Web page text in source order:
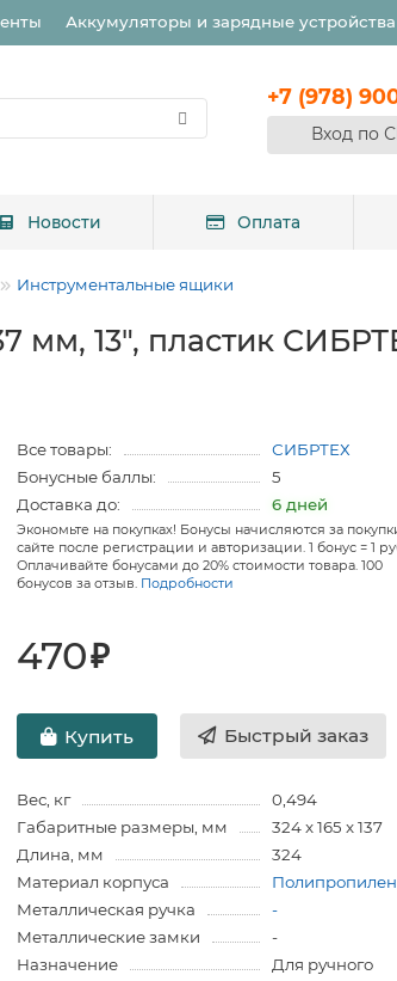
Аккумуляторы и зарядные устройства
+7 (978)
Вход по
Новости Оплата
Инструментальные ящики
мм, 13", пластик
Все товары:
СИБРТЕХ
Бонусные баллы:
5
Доставка до:
6 дней
Экономьте на покупках! Бонусы начисляются за
сайте после регистрации и авторизации. 1 бонус = 1
Оплачивайте бонусами до 20% стоимости товара. 100
бонусов за отзыв. Подробности
470₽
Купить Быстрый заказ
Вес, кг
0,494
Габаритные размеры, мм
324 x 165 x 137
Длина, мм
324
Материал корпуса
Полипропилен
Металлическая ручка
-
Металлические замки
-
Назначение
Для ручного